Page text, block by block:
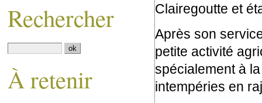
Clairegoutte et
Après son
petite activité
spécialement à
intempéries en
Rechercher
À retenir